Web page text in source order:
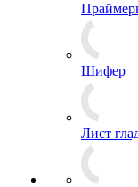
Шифер
Лист